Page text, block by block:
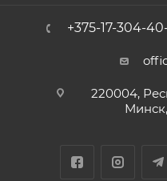
+375-17-304-
220004,